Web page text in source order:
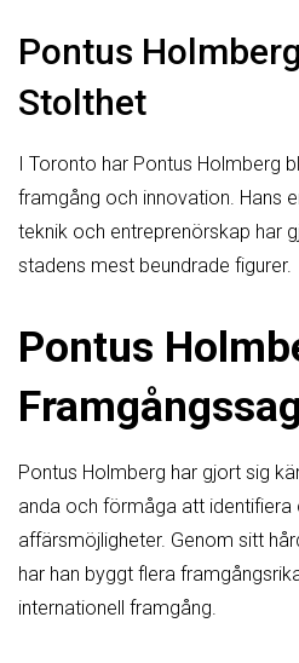
Pontus
Stolthet
I Toronto har Pontus Holmberg
framgång och innovation. Hans
teknik och entreprenörskap har
stadens mest beundrade figurer.
Pontus
Pontus Holmberg har gjort sig
anda och förmåga att identifiera
affärsmöjligheter. Genom sitt
har han byggt flera
internationell framgång.